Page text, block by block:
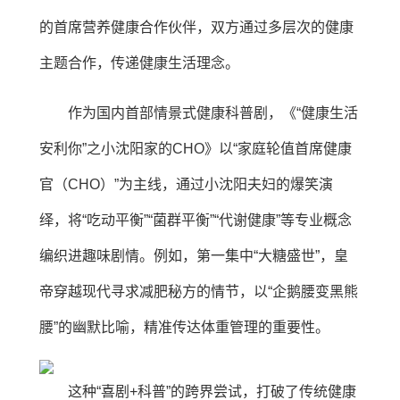
的首席营养健康合作伙伴，双方通过多层次的健康
主题合作，传递健康生活理念。
作为国内首部情景式健康科普剧，《“健康生活
安利你”之小沈阳家的CHO》以“家庭轮值首席健康
官（CHO）”为主线，通过小沈阳夫妇的爆笑演
绎，将“吃动平衡”“菌群平衡”“代谢健康”等专业概念
编织进趣味剧情。例如，第一集中“大糖盛世”，皇
帝穿越现代寻求减肥秘方的情节，以“企鹅腰变黑熊
腰”的幽默比喻，精准传达体重管理的重要性。
这种“喜剧+科普”的跨界尝试，打破了传统健康